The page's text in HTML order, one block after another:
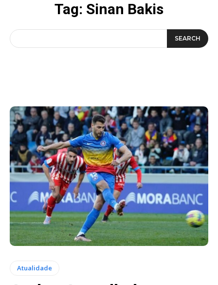
Tag: Sinan Bakis
SEARCH
Atualidade